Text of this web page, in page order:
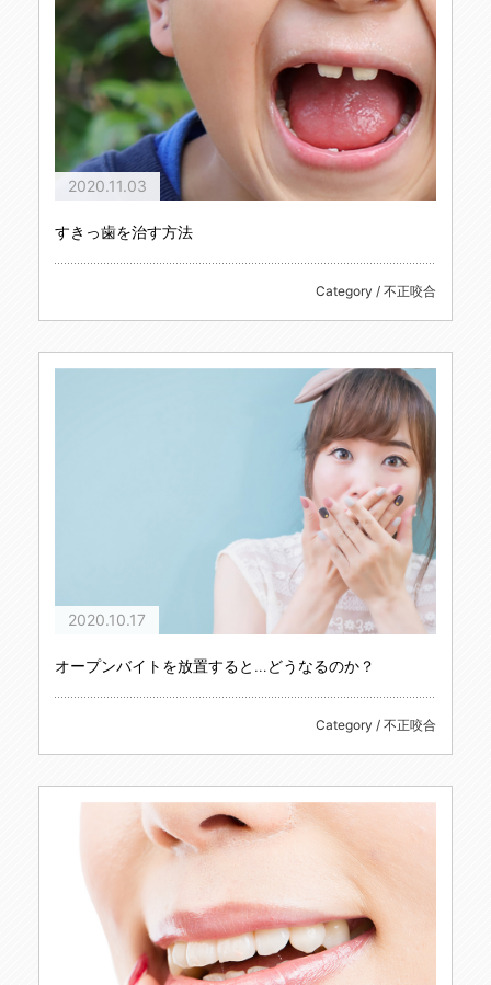
2020.11.03
すきっ歯を治す方法
Category / 不正咬合
2020.10.17
オープンバイトを放置すると…どうなるのか？
Category / 不正咬合